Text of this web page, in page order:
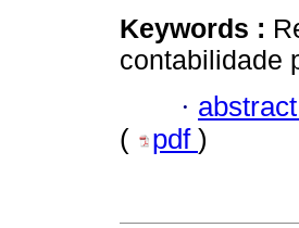
Keywords :
contabilidade
·
(
pdf )